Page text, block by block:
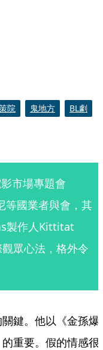
院 鬼地方
BL劇
市場專題會
等國業者與會，其
製作人Kittitat
眾心法，格外令
鍵。他以《金孫爆
重要。假的情感很